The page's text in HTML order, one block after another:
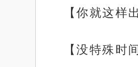
【你就这样
【没特殊时